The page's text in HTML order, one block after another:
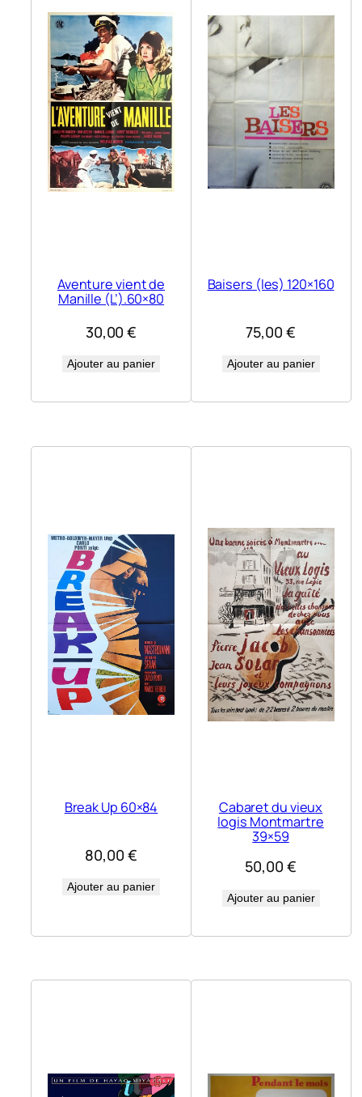
Aventure vient de
Manille (L’).60×80
30,00€
Ajouter au panier
Baisers (les) 120×160
75,00 €
Ajouter au panier
Break Up 60×84
80,00 €
Ajouter au panier
Cabaret du vieux
logis Montmartre
39×59
50,00 €
Ajouter au panier